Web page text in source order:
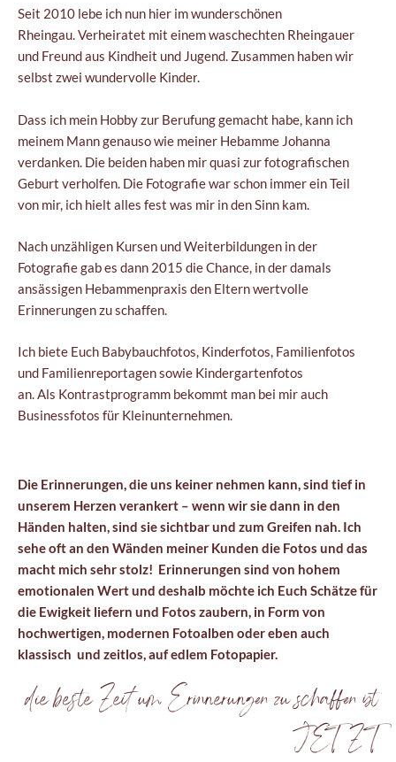
Seit 2010 lebe ich nun hier im wunderschönen
Rheingau.Verheiratet mit einem waschechten Rheingauer
und Freund aus Kindheit und Jugend. Zusammen haben wir
selbst zwei wundervolle Kinder.
Dass ich mein Hobby zur Berufung gemacht habe, kann ich
meinem Mann genauso wie meiner Hebamme Johanna
verdanken. Die beiden haben mir quasi zur fotografischen
Geburt verholfen. Die Fotografie war schon immer ein Teil
von mir, ich hielt alles fest was mir in den Sinn kam.
Nach unzähligen Kursen und Weiterbildungen in der
Fotografie gab es dann 2015 die Chance, in der damals
ansässigen Hebammenpraxis den Eltern wertvolle
Erinnerungen zu schaffen.
Ich biete Euch Babybauchfotos, Kinderfotos, Familienfotos
und Familienreportagen sowie Kindergartenfotos
an.Als Kontrastprogramm bekommt man bei mir auch
Businessfotos für Kleinunternehmen.
Die Erinnerungen, die uns keiner nehmen kann, sind tief in
unserem Herzen verankert – wenn wir sie dann in den
Händen halten, sind sie sichtbar und zum Greifen nah. Ich
sehe oft an den Wänden meiner Kunden die Fotos und das
macht mich sehr stolz! Erinnerungen sind von hohem
emotionalen Wert und deshalb möchte ich Euch Schätze für
die Ewigkeit liefern und Fotos zaubern, in Form von
hochwertigen, modernen Fotoalben oder eben auch
klassisch und zeitlos, auf edlem Fotopapier.
die beste Zeit um Erinnerungen zu schaffen ist
JETZT